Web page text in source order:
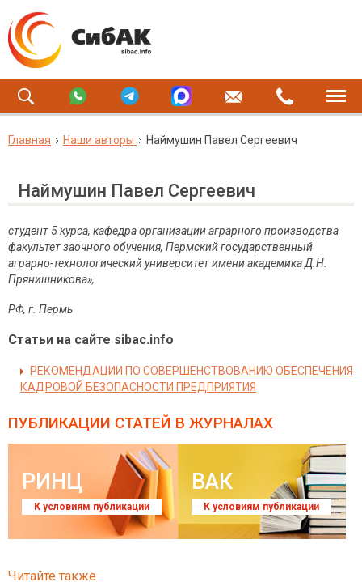
Главная Наши авторы Наймушин Павел Сергеевич
Наймушин Павел Сергеевич
студент 5 курса, кафедра организации аграрного производства
факультет заочного обучения, Пермский государственный
аграрно-технологический университет имени академика Д.Н.
Прянишникова»,
РФ, г. Пермь
Статьи на сайте sibac.info
РЕКОМЕНДАЦИИ ПО СОВЕРШЕНСТВОВАНИЮ ОБЕСПЕЧЕНИЯ
КАДРОВОЙ БЕЗОПАСНОСТИ ПРЕДПРИЯТИЯ
ПУБЛИКАЦИИ СТАТЕЙ В ЖУРНАЛАХ
РИНЦ
К условиям публикации
ВАК
К условиям публикации
Читайте также